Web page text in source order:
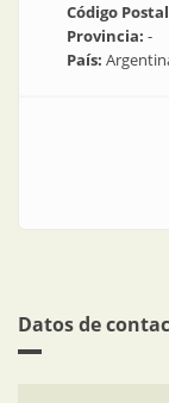
Código
Provincia: -
País:
Datos de